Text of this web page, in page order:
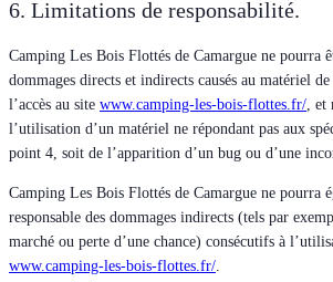
6. Limitations de responsabilité.
Camping Les Bois Flottés de Camargue ne pourra
dommages directs et indirects causés au matériel
l’accès au site www.camping-les-bois-flottes.fr/, et
l’utilisation d’un matériel ne répondant pas aux
point 4, soit de l’apparition d’un bug ou d’une
Camping Les Bois Flottés de Camargue ne pourra
responsable des dommages indirects (tels par
marché ou perte d’une chance) consécutifs à
www.camping-les-bois-flottes.fr/.